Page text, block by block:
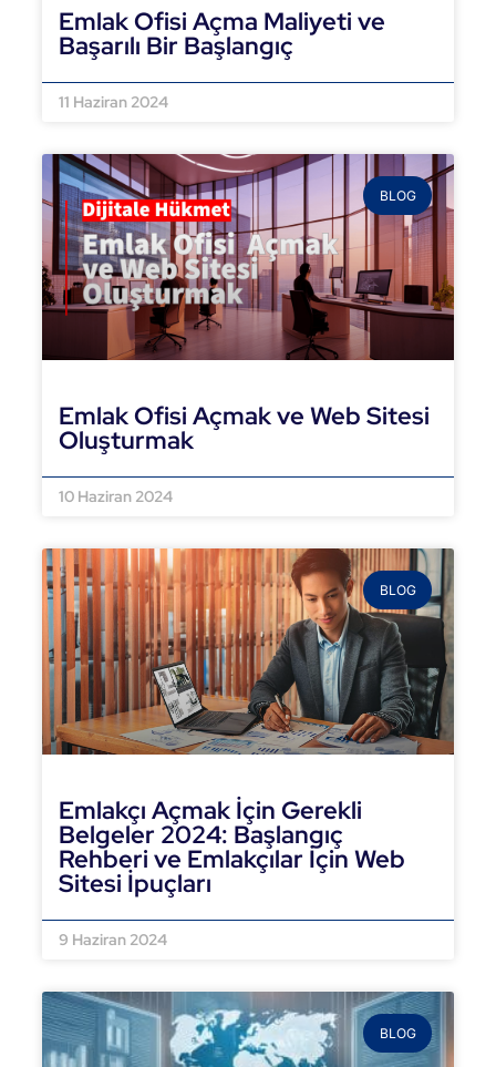
Emlak Ofisi Açma Maliyeti ve
Başarılı Bir Başlangıç
11 Haziran 2024
BLOG
Emlak Ofisi Açmak ve Web Sitesi
Oluşturmak
10 Haziran 2024
BLOG
Emlakçı Açmak İçin Gerekli
Belgeler 2024: Başlangıç
Rehberi ve Emlakçılar İçin Web
Sitesi İpuçları
9 Haziran 2024
BLOG